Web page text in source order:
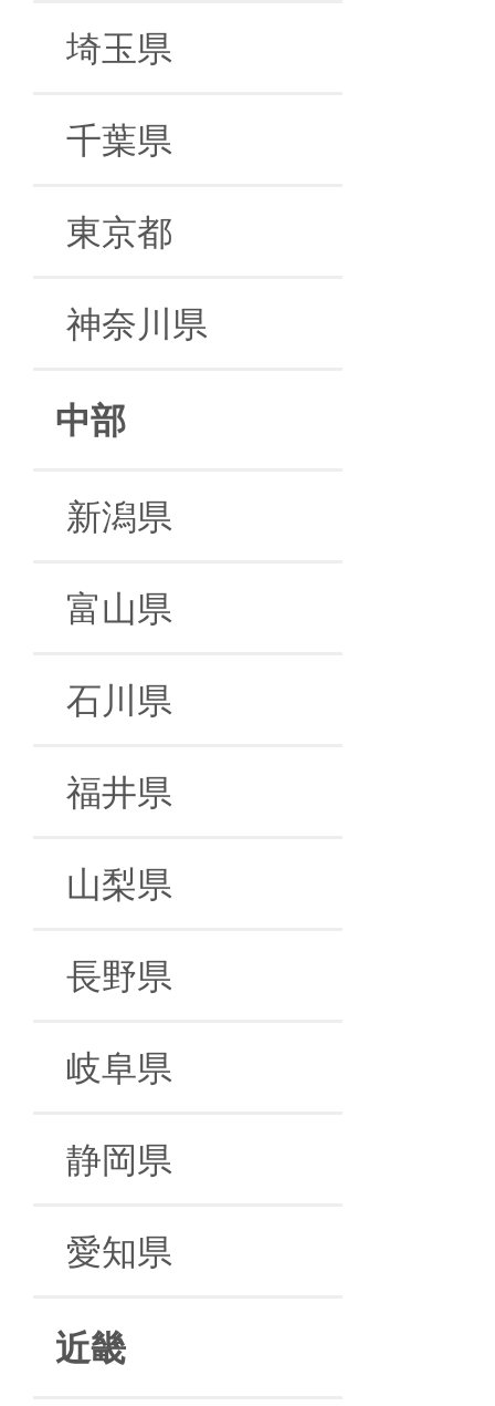
埼玉県
千葉県
東京都
神奈川県
中部
新潟県
富山県
石川県
福井県
山梨県
長野県
岐阜県
静岡県
愛知県
近畿